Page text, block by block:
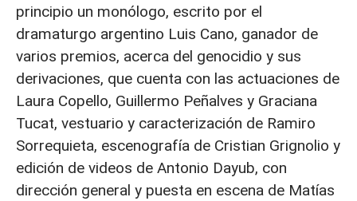
principio un monólogo, escrito por el
dramaturgo argentino Luis Cano, ganador de
varios premios, acerca del genocidio y sus
derivaciones, que cuenta con las actuaciones de
Laura Copello, Guillermo Peñalves y Graciana
Tucat, vestuario y caracterización de Ramiro
Sorrequieta, escenografía de Cristian Grignolio y
edición de videos de Antonio Dayub, con
dirección general y puesta en escena de Matías